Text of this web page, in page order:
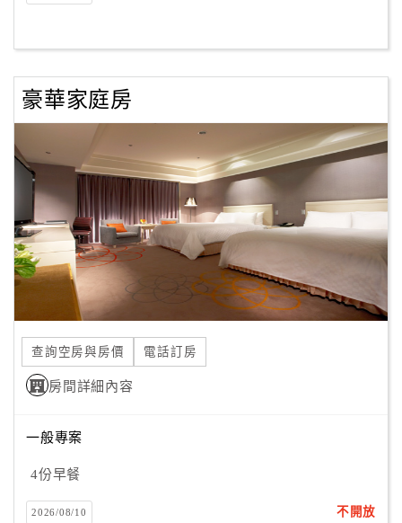
款
收
據
作
提
案
飯
合
廠
合
豪華家庭房
查詢空房與房價 電話訂房
房間詳細內容
一般專案
4份早餐
2026/08/10 不開放